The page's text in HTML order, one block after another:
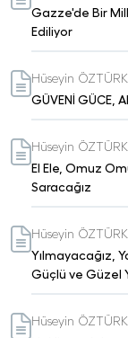
Gazze'de Bir
Ediliyor
Hüseyin
GÜVENİ GÜCE,
Hüseyin
El Ele, Omuz
Saracağız
Hüseyin
Yılmayacağız,
Güçlü ve Güzel
Hüseyin